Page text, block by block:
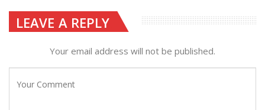
LEAVE A REPLY
Your email address will not be published.